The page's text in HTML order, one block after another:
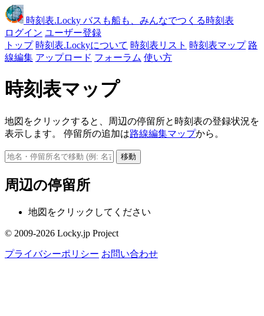
時刻表.Locky バスも船も、みんなでつくる時刻表
ログイン ユーザー登録
トップ 時刻表.Lockyについて 時刻表リスト 時刻表マップ 路
線編集 アップロード フォーラム 使い方
時刻表マップ
地図をクリックすると、周辺の停留所と時刻表の登録状況を
表示します。 停留所の追加は路線編集マップから。
移動
周辺の停留所
地図をクリックしてください
© 2009-2026 Locky.jp Project
プライバシーポリシー お問い合わせ